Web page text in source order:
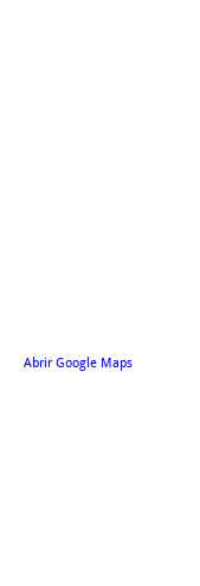
Abrir Google Maps